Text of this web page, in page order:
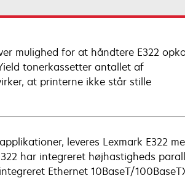
mulighed for at håndtere E322
tonerkassetter antallet af
at printerne ikke står stille
leveres Lexmark E322
har integreret højhastigheds
Ethernet 10BaseT/